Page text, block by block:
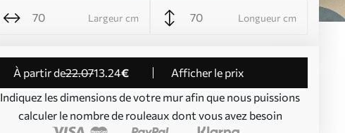
Largeur cm Longueur cm
à partir de22.0713.24€
Afficher le prix
Indiquez les dimensions de votre mur afin que nous puissions
calculer le nombre de rouleaux dont vous avez besoin